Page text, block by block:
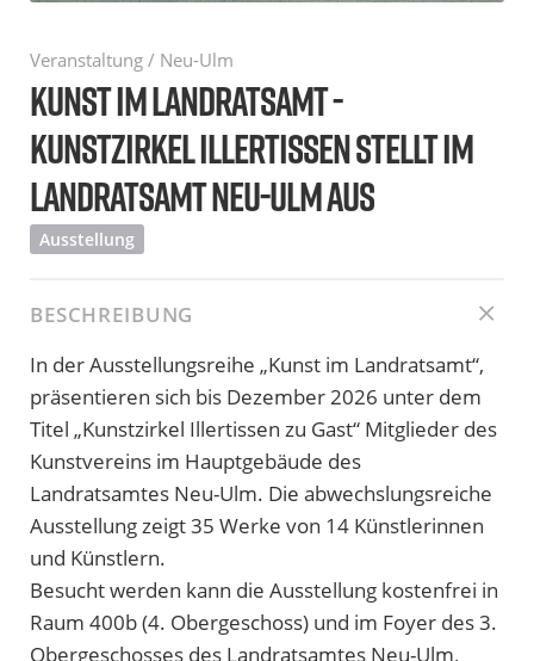
Veranstaltung / Neu-Ulm
KUNST IM LANDRATSAMT -
KUNSTZIRKEL ILLERTISSEN STELLT IM
LANDRATSAMT NEU-ULM AUS
Ausstellung
BESCHREIBUNG
In der Ausstellungsreihe „Kunst im Landratsamt“,
präsentieren sich bis Dezember 2026 unter dem
Titel „Kunstzirkel Illertissen zu Gast“ Mitglieder des
Kunstvereins im Hauptgebäude des
Landratsamtes Neu-Ulm. Die abwechslungsreiche
Ausstellung zeigt 35 Werke von 14 Künstlerinnen
und Künstlern.
Besucht werden kann die Ausstellung kostenfrei in
Raum 400b (4. Obergeschoss) und im Foyer des 3.
Obergeschosses des Landratsamtes Neu-Ulm,